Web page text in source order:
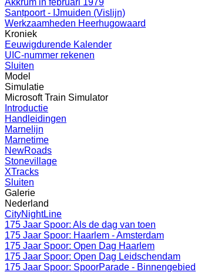
Akkrum in februari 1979
Santpoort - IJmuiden (Vislijn)
Werkzaamheden Heerhugowaard
Kroniek
Eeuwigdurende Kalender
UIC-nummer rekenen
Sluiten
Model
Simulatie
Microsoft Train Simulator
Introductie
Handleidingen
Marnelijn
Marnetime
NewRoads
Stonevillage
XTracks
Sluiten
Galerie
Nederland
CityNightLine
175 Jaar Spoor: Als de dag van toen
175 Jaar Spoor: Haarlem - Amsterdam
175 Jaar Spoor: Open Dag Haarlem
175 Jaar Spoor: Open Dag Leidschendam
175 Jaar Spoor: SpoorParade - Binnengebied